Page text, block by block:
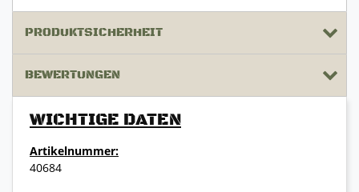
PRODUKTSICHERHEIT
BEWERTUNGEN
WICHTIGE DATEN
Artikelnummer:
40684